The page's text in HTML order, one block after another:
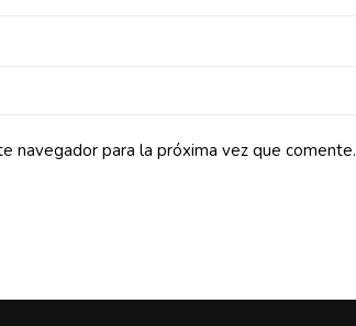
navegador para la próxima vez que comente.